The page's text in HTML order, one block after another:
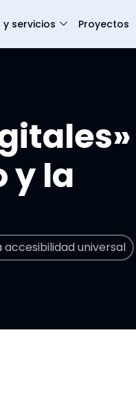
servicios Proyectos
y la
accesibilidad universal